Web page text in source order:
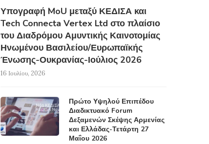
Υπογραφή MoU μεταξύ ΚΕΔΙΣΑ και
Tech Connecta Vertex Ltd στο πλαίσιο
του Διαδρόμου Αμυντικής Καινοτομίας
Ηνωμένου Βασιλείου/Ευρωπαϊκής
Ένωσης-Ουκρανίας-Ιούλιος 2026
16 Ιουλίου, 2026
Πρώτο Υψηλού Επιπέδου
Διαδικτυακό Forum
Δεξαμενών Σκέψης Αρμενίας
και Ελλάδας-Τετάρτη 27
Μαΐου 2026